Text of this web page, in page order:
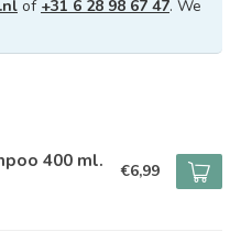
of +31 6 28 98 67 47. We
400 ml. €6,99